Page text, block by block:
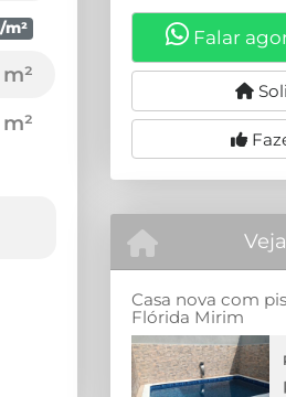
m²
m²
Falar
Casa nova com
Flórida Mirim